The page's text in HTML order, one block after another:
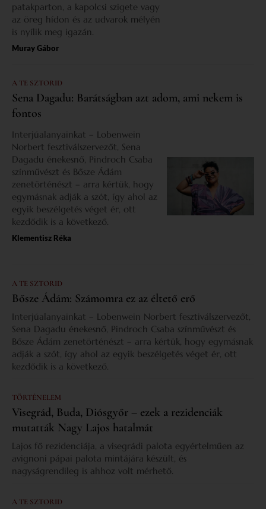
patakparton, a kapolcsi szigete vagy
az öreg hídon és az udvarok mélyén
is nyílik meg igazán.
Muray Gábor
A TE SZTORID
Sena Dagadu: Barátságban azt adom, ami nekem is
fontos
Interjúalanyainkat – Lobenwein
Norbert fesztiválszervezőt, Sena
Dagadu énekesnő, Pindroch Csaba
színművészt és Bősze Ádám
zenetörténészt – arra kértük, hogy
egymásnak adják a szót, így ahol az
egyik beszélgetés véget ér, ott
kezdődik is a következő.
Klementisz Réka
A TE SZTORID
Bősze Ádám: Számomra ez az éltető erő
Interjúalanyainkat – Lobenwein Norbert fesztiválszervezőt,
Sena Dagadu énekesnő, Pindroch Csaba színművészt és
Bősze Ádám zenetörténészt – arra kértük, hogy egymásnak
adják a szót, így ahol az egyik beszélgetés véget ér, ott
kezdődik is a következő.
TÖRTÉNELEM
Visegrád, Buda, Diósgyőr – ezek a rezidenciák
mutatták Nagy Lajos hatalmát
Lajos fő rezidenciája, a visegrádi palota egyértelműen az
avignoni pápai palota mintájára készült, és
nagyságrendileg is ahhoz volt mérhető.
A TE SZTORID